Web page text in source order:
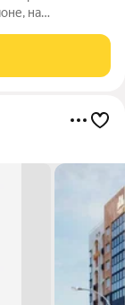
на
центр, пляж,